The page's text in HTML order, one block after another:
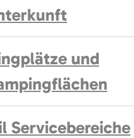
und
Servicebereiche